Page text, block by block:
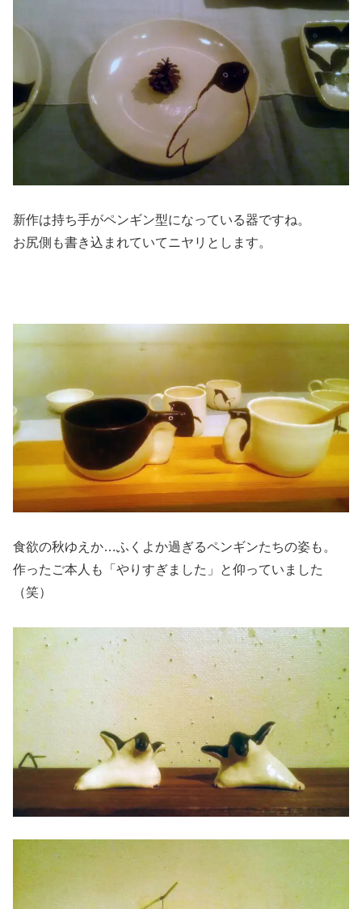
新作は持ち手がペンギン型になっている器ですね。
お尻側も書き込まれていてニヤリとします。
食欲の秋ゆえか…ふくよか過ぎるペンギンたちの姿も。
作ったご本人も「やりすぎました」と仰っていました
（笑）